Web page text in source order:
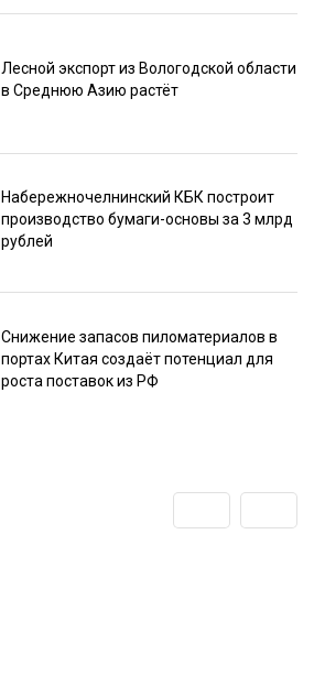
Лесной экспорт из Вологодской области
в Среднюю Азию растёт
Набережночелнинский КБК построит
производство бумаги-основы за 3 млрд
рублей
Снижение запасов пиломатериалов в
портах Китая создаёт потенциал для
роста поставок из РФ